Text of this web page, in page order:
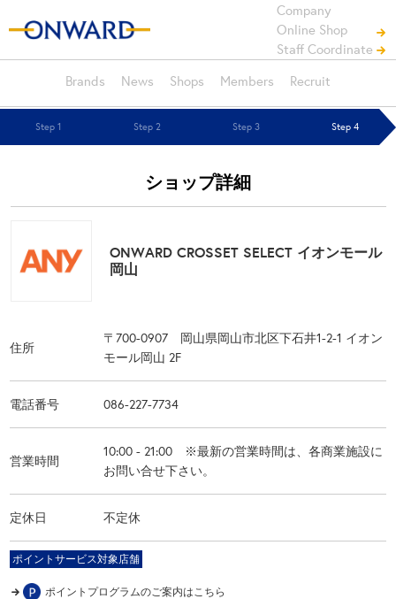
Company
Online Shop
Staff Coordinate
Brands
News Shops Members Recruit
Step 1 Step 2 Step 3 Step 4
ショップ詳細
ONWARD CROSSET SELECT イオンモール
岡山
住所
〒700-0907 岡山県岡山市北区下石井1-2-1 イオン
モール岡山 2F
電話番号 086-227-7734
営業時間
10:00 - 21:00 ※最新の営業時間は、各商業施設に
お問い合せ下さい。
定休日 不定休
ポイントサービス対象店舗
ポイントプログラムのご案内はこちら